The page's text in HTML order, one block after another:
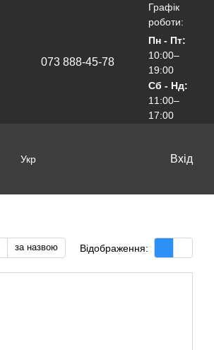
073 888-45-78
Графік
роботи:
Пн - Пт:
10:00–
19:00
Сб - Нд:
11:00–
17:00
Укр Вхід
за назвою Відображення: